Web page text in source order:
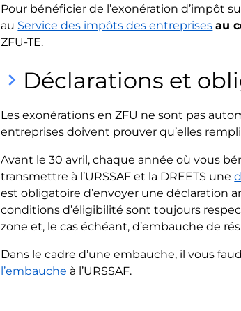
Pour bénéficier de l’exonération d’impôt
au Service des impôts des entreprises au
ZFU-TE.
keyboard_arrow_right Déclarations et
Les exonérations en ZFU ne sont pas
entreprises doivent prouver qu’elles
Avant le 30 avril, chaque année où vous
transmettre à l’URSSAF et la DREETS une
est obligatoire d’envoyer une déclaration
conditions d’éligibilité sont toujours
zone et, le cas échéant, d’embauche de
Dans le cadre d’une embauche, il vous
l’embauche à l’URSSAF.